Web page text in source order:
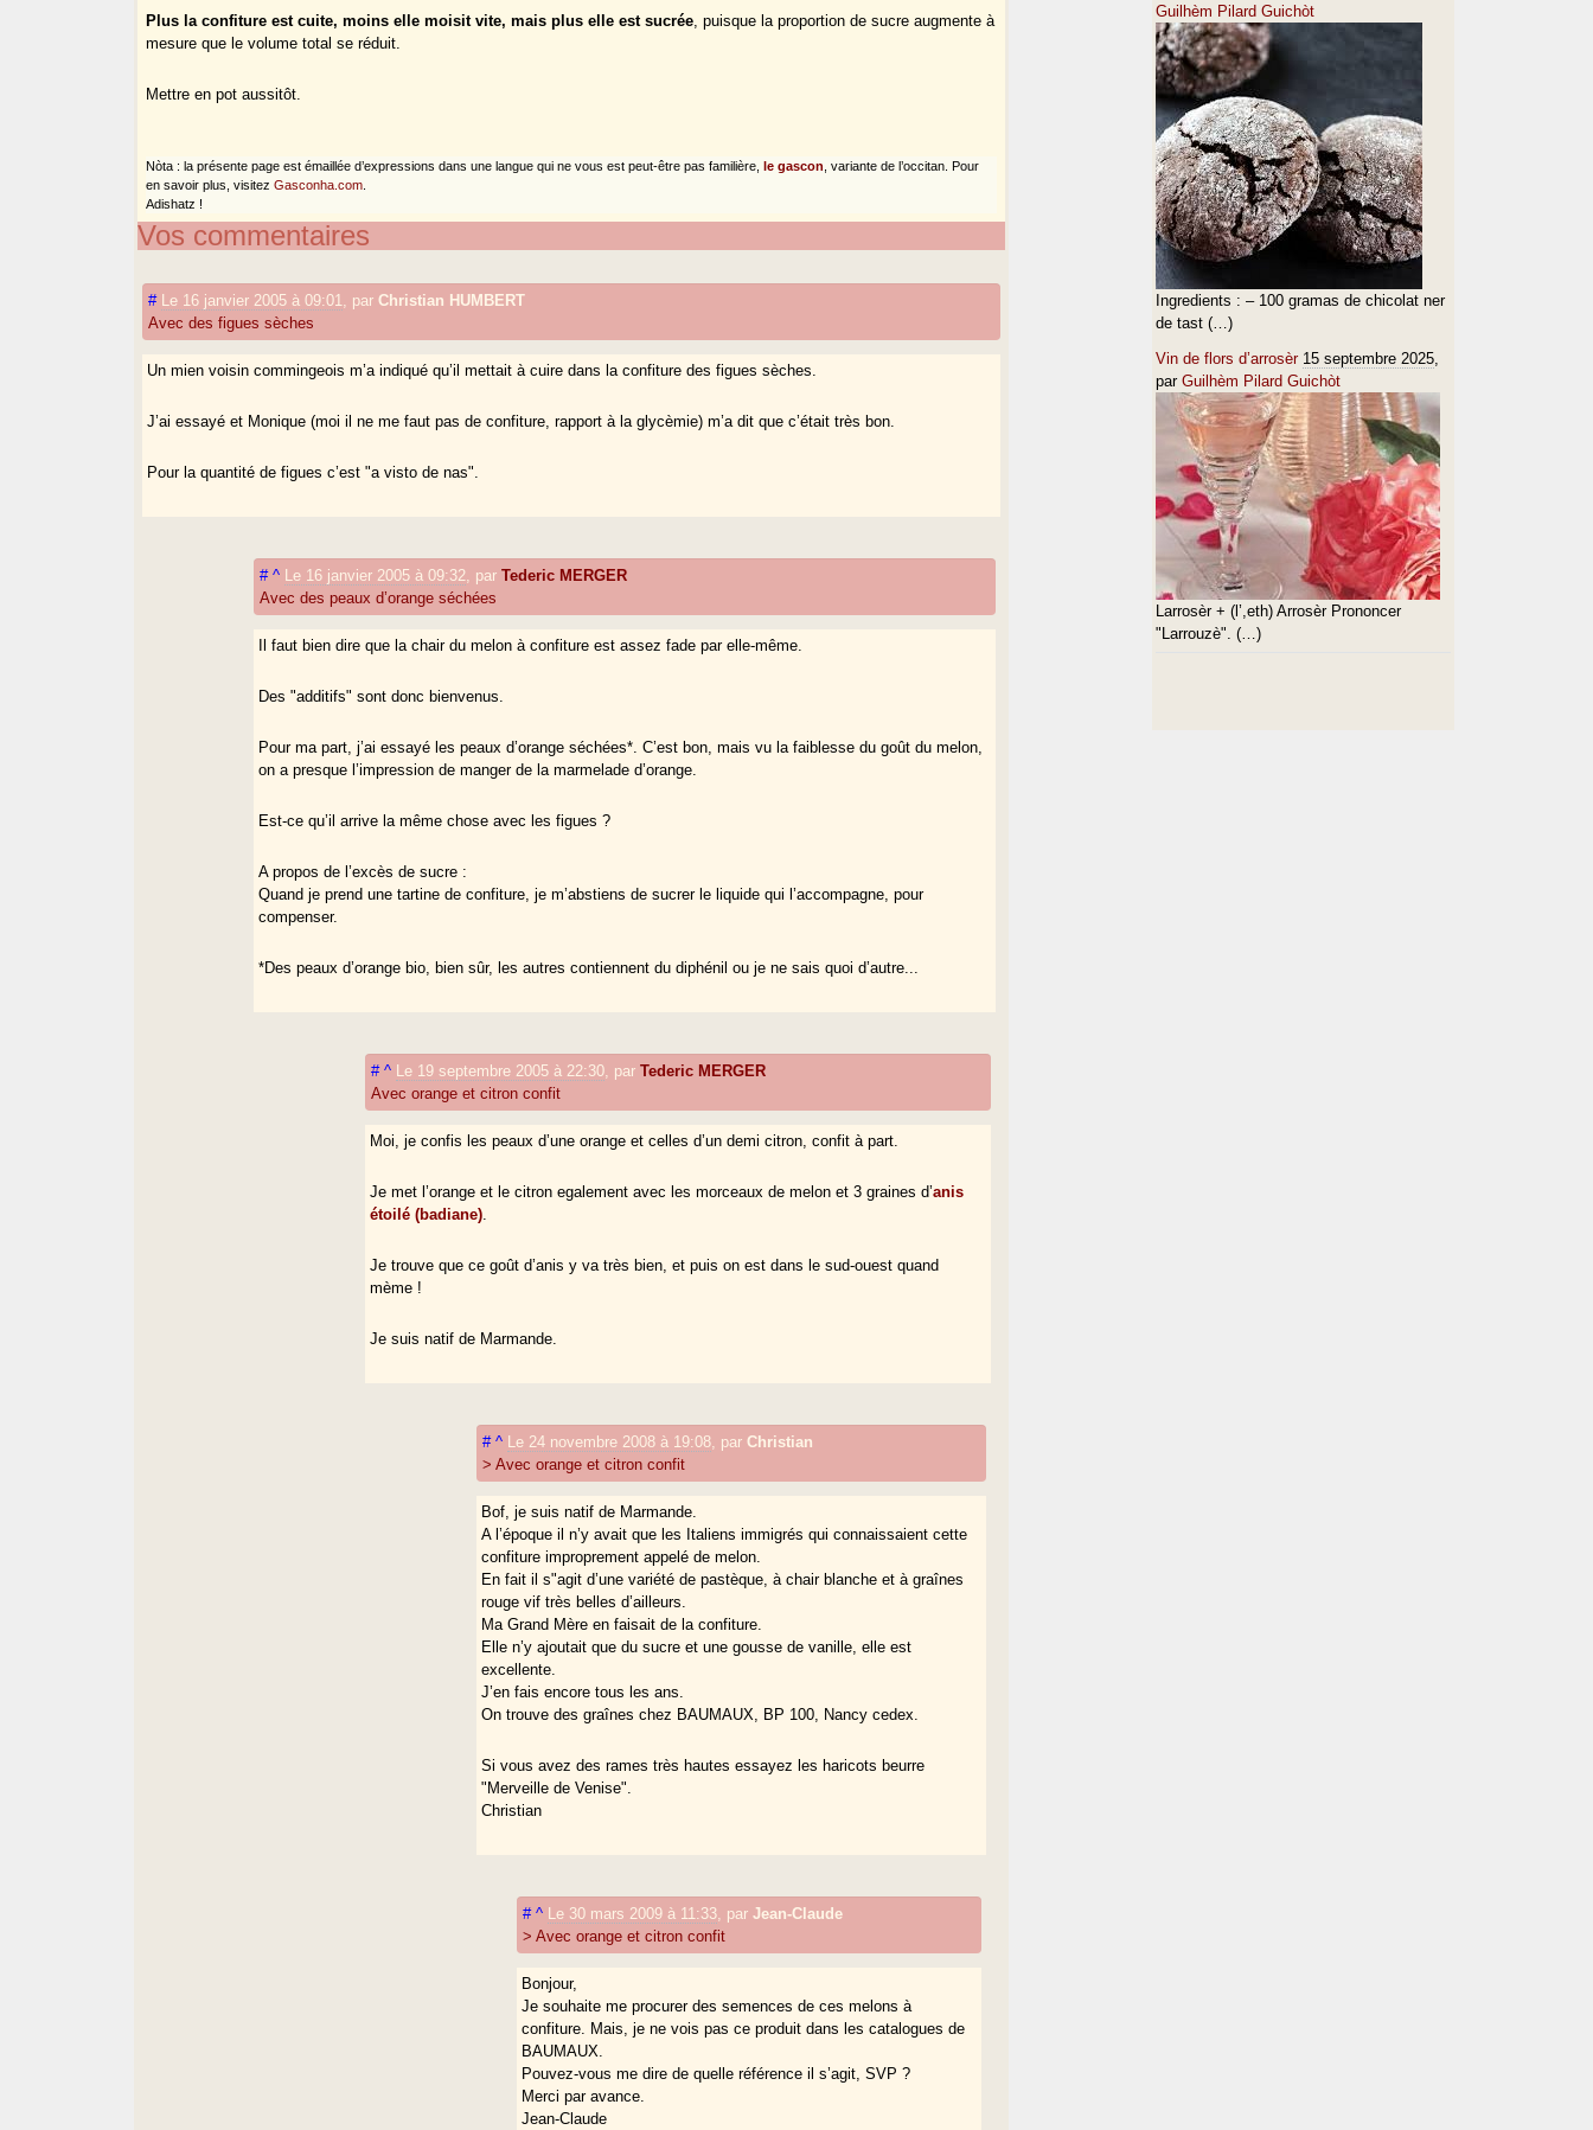
Plus la confiture est cuite, moins elle moisit vite, mais plus elle est sucrée, puisque la proportion de sucre augmente à
mesure que le volume total se réduit.
Mettre en pot aussitôt.
Nòta : la présente page est émaillée d’expressions dans une langue qui ne vous est peut-être pas familière,le gascon , variante de l’occitan. Pour
en savoir plus, visitezGasconha.com
Adishatz !
Vos commentaires
# Le 16 janvier 2005 à 09:01 parChristian HUMBERT
Avec des figues sèches
Un mien voisin commingeois m’a indiqué qu’il mettait à cuire dans la confiture des figues sèches.
J’ai essayé et Monique (moi il ne me faut pas de confiture, rapport à la glycèmie) m’a dit que c’était très bon.
Pour la quantité de figues c’est "a visto de nas".
# ^ Le 16 janvier 2005 à 09:32 parTederic MERGER
Avec des peaux d’orange séchées
Il faut bien dire que la chair du melon à confiture est assez fade par elle-même.
Des "additifs" sont donc bienvenus.
Pour ma part, j’ai essayé les peaux d’orange séchées*. C’est bon, mais vu la faiblesse du goût du melon,
on a presque l’impression de manger de la marmelade d’orange.
Est-ce qu’il arrive la même chose avec les figues ?
A propos de l’excès de sucre :
Quand je prend une tartine de confiture, je m’abstiens de sucrer le liquide qui l’accompagne, pour
compenser.
*Des peaux d’orange bio, bien sûr, les autres contiennent du diphénil ou je ne sais quoi d’autre...
# ^ Le 19 septembre 2005 à 22:30 parTederic MERGER
Avec orange et citron confit
Moi, je confis les peaux d’une orange et celles d’un demi citron, confit à part.
Je met l’orange et le citron egalement avec les morceaux de melon et 3 graines d’anis
étoilé (badiane)
Je trouve que ce goût d’anis y va très bien, et puis on est dans le sud-ouest quand
mème !
Je suis natif de Marmande.
# ^ Le 24 novembre 2008 à 19:08 parChristian
> Avec orange et citron confit
Bof, je suis natif de Marmande.
A l’époque il n’y avait que les Italiens immigrés qui connaissaient cette
confiture improprement appelé de melon.
En fait il s"agit d’une variété de pastèque, à chair blanche et à graînes
rouge vif très belles d’ailleurs.
Ma Grand Mère en faisait de la confiture.
Elle n’y ajoutait que du sucre et une gousse de vanille, elle est
excellente.
J’en fais encore tous les ans.
On trouve des graînes chez BAUMAUX, BP 100, Nancy cedex.
Si vous avez des rames très hautes essayez les haricots beurre
"Merveille de Venise".
Christian
# ^ Le 30 mars 2009 à 11:33 parJean-Claude
> Avec orange et citron confit
Bonjour,
Je souhaite me procurer des semences de ces melons à
confiture. Mais, je ne vois pas ce produit dans les catalogues de
BAUMAUX.
Pouvez-vous me dire de quelle référence il s’agit, SVP ?
Merci par avance.
Jean-Claude
Guilhèm Pilard Guichòt
Ingredients : – 100 gramas de chicolat ner
de tast (…)
Vin de flors d’arrosèr 15 septembre 2025,
par Guilhèm Pilard Guichòt
Larrosèr + (l’,eth) Arrosèr Prononcer
"Larrouzè". (…)